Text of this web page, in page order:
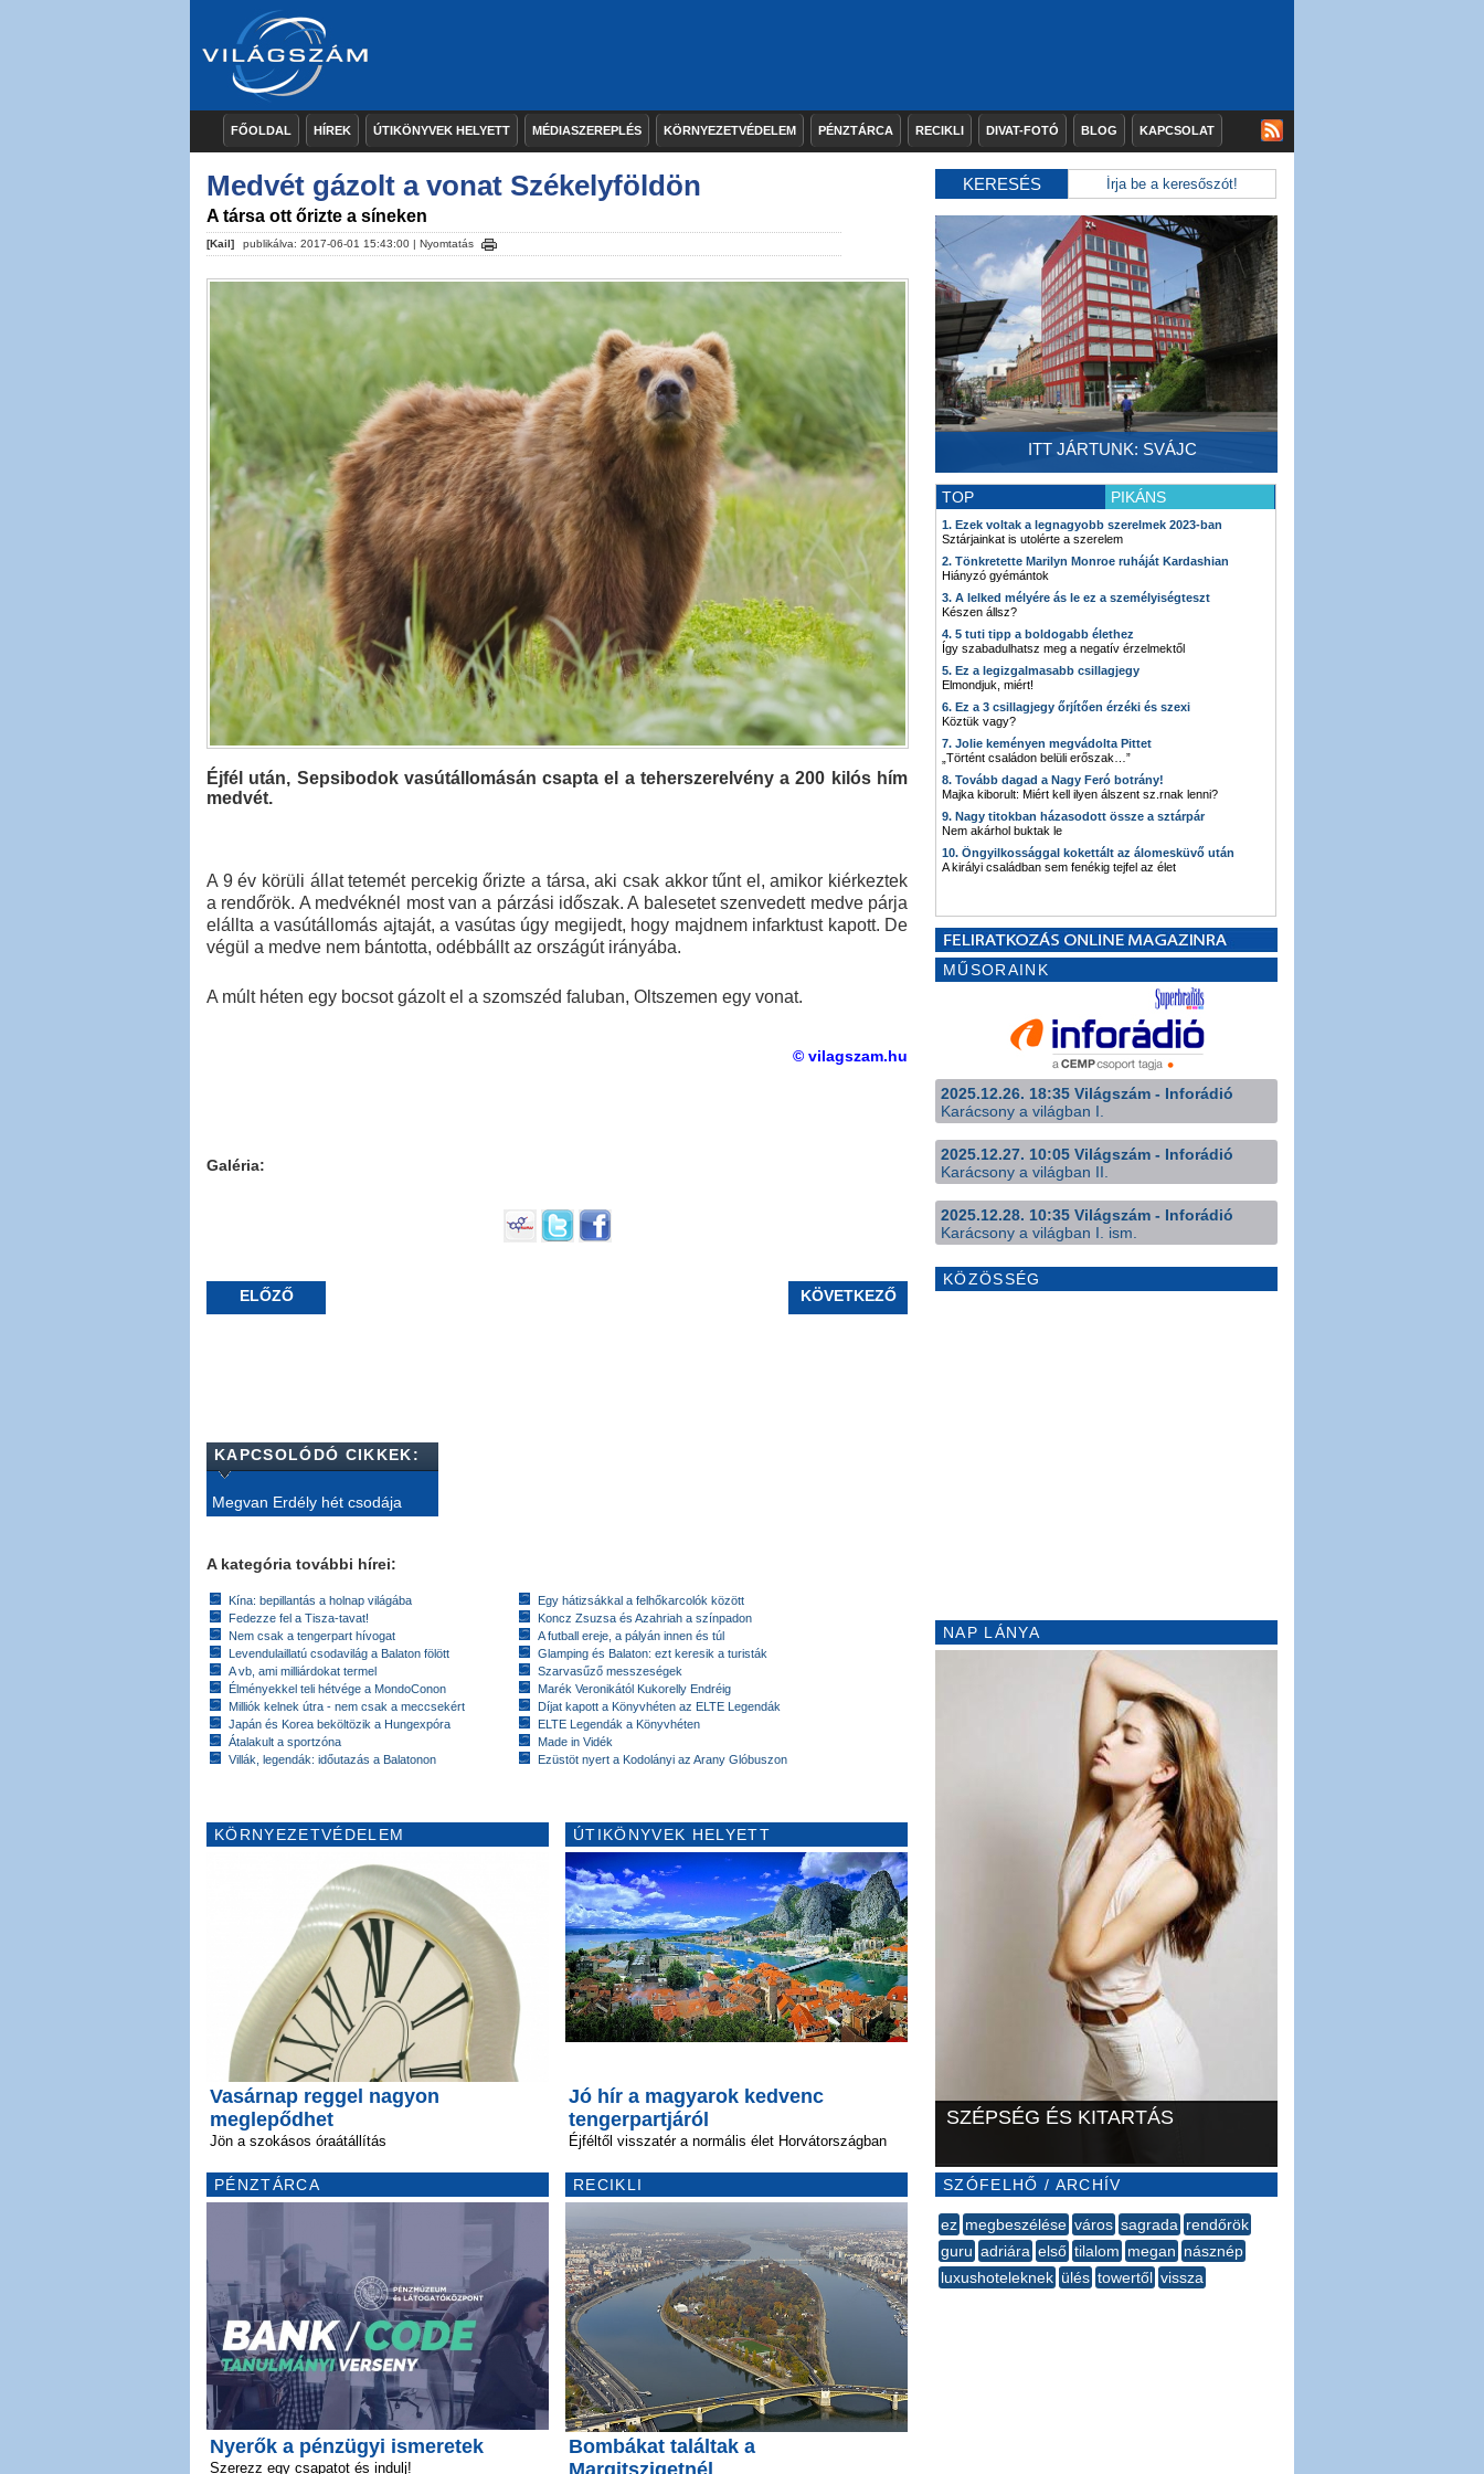
FŐOLDAL HÍREK ÚTIKÖNYVEK HELYETT MÉDIASZEREPLÉS KÖRNYEZETVÉDELEM PÉNZTÁRCA RECIKLI DIVAT-FOTÓ BLOG KAPCSOLAT
Medvét gázolt a vonat Székelyföldön
A társa ott őrizte a síneken
[Kail] publikálva: 2017-06-01 15:43:00 | Nyomtatás
Éjfél után, Sepsibodok vasútállomásán csapta el a teherszerelvény a 200 kilós hím
medvét.
A 9 év körüli állat tetemét percekig őrizte a társa, aki csak akkor tűnt el, amikor kiérkeztek
a rendőrök. A medvéknél most van a párzási időszak. A balesetet szenvedett medve párja
elállta a vasútállomás ajtaját, a vasútas úgy megijedt, hogy majdnem infarktust kapott. De
végül a medve nem bántotta, odébbállt az országút irányába.
A múlt héten egy bocsot gázolt el a szomszéd faluban, Oltszemen egy vonat.
© vilagszam.hu
Galéria:
ELŐZŐ KÖVETKEZŐ
KAPCSOLÓDÓ CIKKEK:
Megvan Erdély hét csodája
A kategória további hírei:
Kína: bepillantás a holnap világába
Fedezze fel a Tisza-tavat!
Nem csak a tengerpart hívogat
Levendulaillatú csodavilág a Balaton fölött
A vb, ami milliárdokat termel
Élményekkel teli hétvége a MondoConon
Milliók kelnek útra - nem csak a meccsekért
Japán és Korea beköltözik a Hungexpóra
Átalakult a sportzóna
Villák, legendák: időutazás a Balatonon
Egy hátizsákkal a felhőkarcolók között
Koncz Zsuzsa és Azahriah a színpadon
A futball ereje, a pályán innen és túl
Glamping és Balaton: ezt keresik a turisták
Szarvasűző messzeségek
Marék Veronikától Kukorelly Endréig
Díjat kapott a Könyvhéten az ELTE Legendák
ELTE Legendák a Könyvhéten
Made in Vidék
Ezüstöt nyert a Kodolányi az Arany Glóbuszon
KÖRNYEZETVÉDELEM
Vasárnap reggel nagyon
meglepődhet
Jön a szokásos óraátállítás
PÉNZTÁRCA
Nyerők a pénzügyi ismeretek
Szerezz egy csapatot és indulj!
ÚTIKÖNYVEK HELYETT
Jó hír a magyarok kedvenc
tengerpartjáról
Éjféltől visszatér a normális élet Horvátországban
RECIKLI
Bombákat találtak a
Margitszigetnél
KERESÉS
ITT JÁRTUNK: SVÁJC
TOP PIKÁNS
1. Ezek voltak a legnagyobb szerelmek 2023-ban
Sztárjainkat is utolérte a szerelem
2. Tönkretette Marilyn Monroe ruháját Kardashian
Hiányzó gyémántok
3. A lelked mélyére ás le ez a személyiségteszt
Készen állsz?
4. 5 tuti tipp a boldogabb élethez
Így szabadulhatsz meg a negatív érzelmektől
5. Ez a legizgalmasabb csillagjegy
Elmondjuk, miért!
6. Ez a 3 csillagjegy őrjítően érzéki és szexi
Köztük vagy?
7. Jolie keményen megvádolta Pittet
„Történt családon belüli erőszak…”
8. Tovább dagad a Nagy Feró botrány!
Majka kiborult: Miért kell ilyen álszent sz.rnak lenni?
9. Nagy titokban házasodott össze a sztárpár
Nem akárhol buktak le
10. Öngyilkossággal kokettált az álomesküvő után
A királyi családban sem fenékig tejfel az élet
MŰSORAINK
2025.12.26. 18:35 Világszám - Inforádió
Karácsony a világban I.
2025.12.27. 10:05 Világszám - Inforádió
Karácsony a világban II.
2025.12.28. 10:35 Világszám - Inforádió
Karácsony a világban I. ism.
KÖZÖSSÉG
NAP LÁNYA
SZÉPSÉG ÉS KITARTÁS
SZÓFELHŐ / ARCHÍV
ez megbeszélése város sagrada rendőrök
guru adriára első tilalom megan násznép
luxushoteleknek ülés towertől vissza